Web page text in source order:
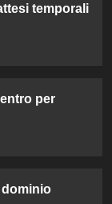
temporali
per
dominio